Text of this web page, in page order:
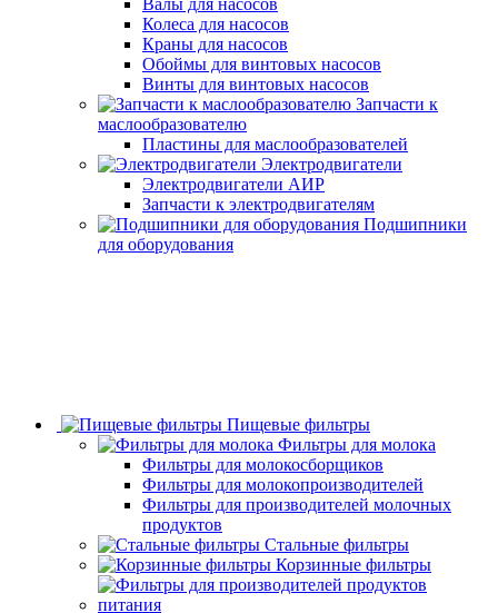
Валы для насосов
Колеса для насосов
Краны для насосов
Обоймы для винтовых насосов
Винты для винтовых насосов
Запчасти к
маслообразователю
Пластины для маслообразователей
Электродвигатели
Электродвигатели АИР
Запчасти к электродвигателям
Подшипники
для оборудования
Пищевые фильтры
Фильтры для молока
Фильтры для молокосборщиков
Фильтры для молокопроизводителей
Фильтры для производителей молочных
продуктов
Стальные фильтры
Корзинные фильтры